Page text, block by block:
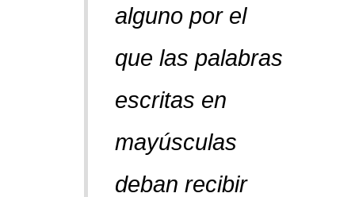
alguno por el
que las palabras
escritas en
mayúsculas
deban recibir